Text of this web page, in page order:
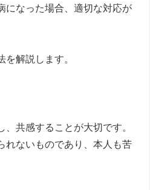
になった場合、適切な対応が
を解説します。
共感することが大切です。
れないものであり、本人も苦